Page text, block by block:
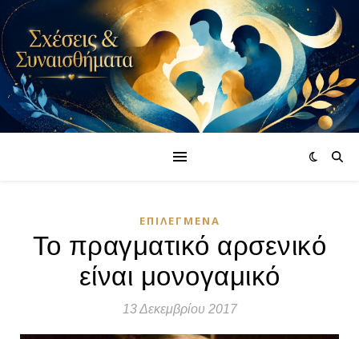
ΕΠΙΛΕΓΜΈΝΑ
Το πραγματικό αρσενικό
είναι μονογαμικό
13 Δεκεμβρίου 2017